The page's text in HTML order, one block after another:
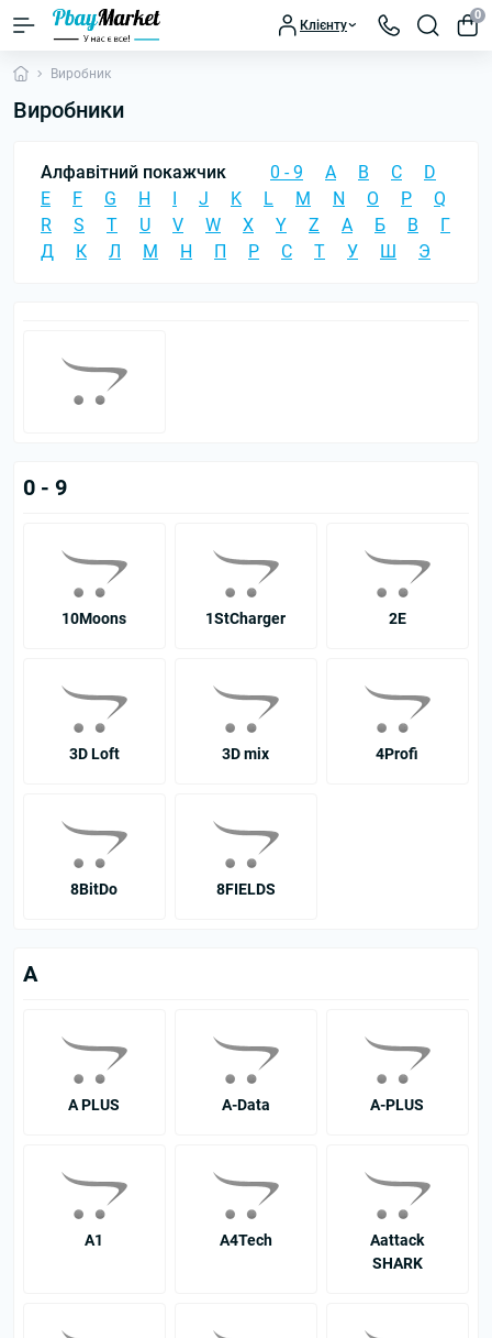
Клієнту
0
Виробник
Виробники
Алфавітний покажчик 0 - 9 A B C
D
E
F G H I J K L M N O P
Q
R
S T U V W X Y Z А Б В
Г
Д
К Л М Н П Р С Т У Ш Э
0 - 9
10Moons 1StCharger 2E
3D Loft 3D mіх 4Profi
8BitDo 8FIELDS
A
A PLUS A-Data A-PLUS
A1 A4Tech
Aattack
SHARK